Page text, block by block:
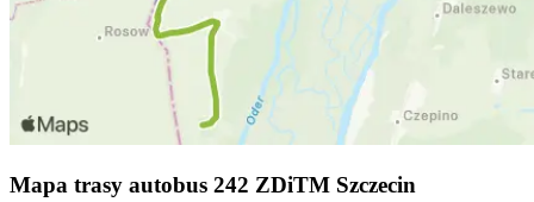
Mapa trasy autobus 242 ZDiTM Szczecin